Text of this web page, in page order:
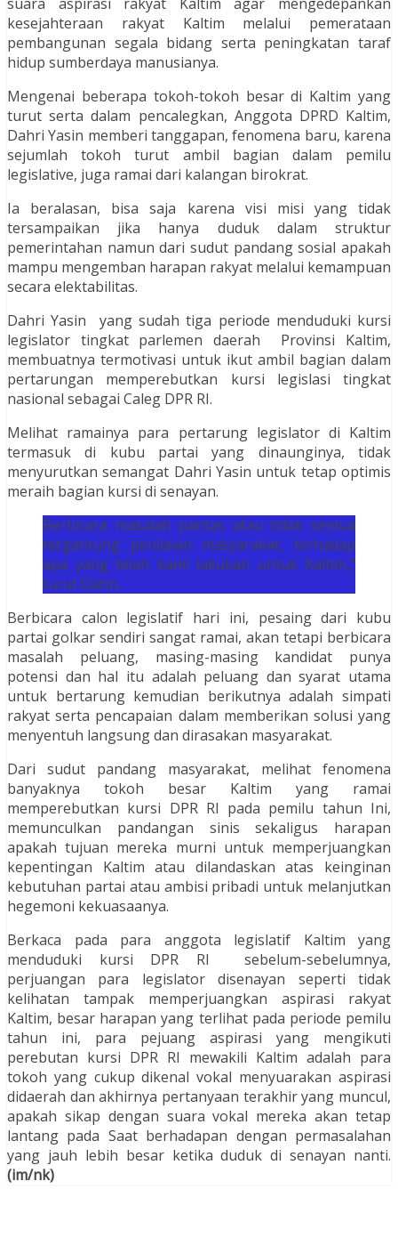
kesejahteraan rakyat Kaltim melalui pemerataan
pembangunan segala bidang serta peningkatan taraf
hidup sumberdaya manusianya.
Mengenai beberapa tokoh-tokoh besar di Kaltim yang
turut serta dalam pencalegkan, Anggota DPRD Kaltim,
Dahri Yasin memberi tanggapan, fenomena baru, karena
sejumlah tokoh turut ambil bagian dalam pemilu
legislative, juga ramai dari kalangan birokrat.
Ia beralasan, bisa saja karena visi misi yang tidak
tersampaikan jika hanya duduk dalam struktur
pemerintahan namun dari sudut pandang sosial apakah
mampu mengemban harapan rakyat melalui kemampuan
secara elektabilitas.
Dahri Yasin yang sudah tiga periode menduduki kursi
legislator tingkat parlemen daerah Provinsi Kaltim,
membuatnya termotivasi untuk ikut ambil bagian dalam
pertarungan memperebutkan kursi legislasi tingkat
nasional sebagai Caleg DPR RI.
Melihat ramainya para pertarung legislator di Kaltim
termasuk di kubu partai yang dinaunginya, tidak
menyurutkan semangat Dahri Yasin untuk tetap optimis
meraih bagian kursi di senayan.
Berbicara masalah pantas atau tidak semua
tergantung penilaian masyarakat, terhadap
apa yang telah kami lakukan untuk Kaltim,”
turut Dahri.
Berbicara calon legislatif hari ini, pesaing dari kubu
partai golkar sendiri sangat ramai, akan tetapi berbicara
masalah peluang, masing-masing kandidat punya
potensi dan hal itu adalah peluang dan syarat utama
untuk bertarung kemudian berikutnya adalah simpati
rakyat serta pencapaian dalam memberikan solusi yang
menyentuh langsung dan dirasakan masyarakat.
Dari sudut pandang masyarakat, melihat fenomena
banyaknya tokoh besar Kaltim yang ramai
memperebutkan kursi DPR RI pada pemilu tahun Ini,
memunculkan pandangan sinis sekaligus harapan
apakah tujuan mereka murni untuk memperjuangkan
kepentingan Kaltim atau dilandaskan atas keinginan
kebutuhan partai atau ambisi pribadi untuk melanjutkan
hegemoni kekuasaanya.
Berkaca pada para anggota legislatif Kaltim yang
menduduki kursi DPR RI sebelum-sebelumnya,
perjuangan para legislator disenayan seperti tidak
kelihatan tampak memperjuangkan aspirasi rakyat
Kaltim, besar harapan yang terlihat pada periode pemilu
tahun ini, para pejuang aspirasi yang mengikuti
perebutan kursi DPR RI mewakili Kaltim adalah para
tokoh yang cukup dikenal vokal menyuarakan aspirasi
didaerah dan akhirnya pertanyaan terakhir yang muncul,
apakah sikap dengan suara vokal mereka akan tetap
lantang pada Saat berhadapan dengan permasalahan
yang jauh lebih besar ketika duduk di senayan nanti.
(im/nk)